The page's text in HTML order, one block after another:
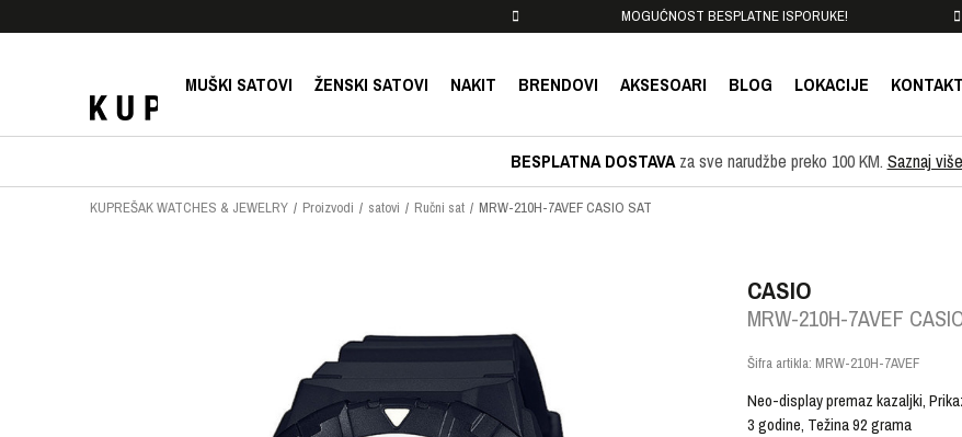
MOGUĆNOST BESPLATNE ISPORUKE!
MUŠKI SATOVI ŽENSKI SATOVI NAKIT BRENDOVI AKSESOARI BLOG LOKACIJE KONTAKT
BESPLATNA DOSTAVAza sve narudžbe preko 100 KM. Saznaj više
KUPREŠAK WATCHES & JEWELRY Proizvodi satovi Ručni sat MRW-210H-7AVEF CASIO SAT
CASIO
MRW-210H-7AVEF
Šifra artikla: MRW-210H-7AVEF
Neo-display premaz kazaljki,
3 godine, Težina 92 grama